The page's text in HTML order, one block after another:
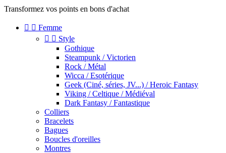
Transformez vos points en bons d'achat
  Femme
  Style
Gothique
Steampunk / Victorien
Rock / Métal
Wicca / Esotérique
Geek (Ciné, séries, JV...) / Heroic Fantasy
Viking / Celtique / Médiéval
Dark Fantasy / Fantastique
Colliers
Bracelets
Bagues
Boucles d'oreilles
Montres